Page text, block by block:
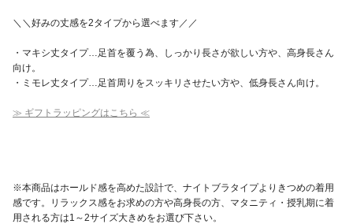
＼＼好みの丈感を2タイプから選べます／／
・マキシ丈タイプ…足首を覆う為、しっかり長さが欲しい方や、高身長さん
向け。
・ミモレ丈タイプ…足首周りをスッキリさせたい方や、低身長さん向け。
≫ ギフトラッピングはこちら ≪
※本商品はホールド感を高めた設計で、ナイトブラタイプよりきつめの着用
感です。リラックス感をお求めの方や高身長の方、マタニティ・授乳期に着
用される方は1～2サイズ大きめをお選び下さい。